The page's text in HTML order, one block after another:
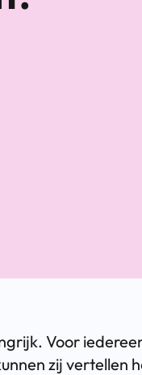
Voor
zij vertellen